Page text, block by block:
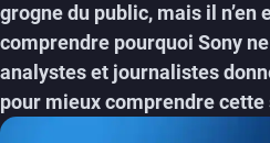
grogne du public, mais il n’en
comprendre pourquoi Sony
analystes et journalistes
pour mieux comprendre